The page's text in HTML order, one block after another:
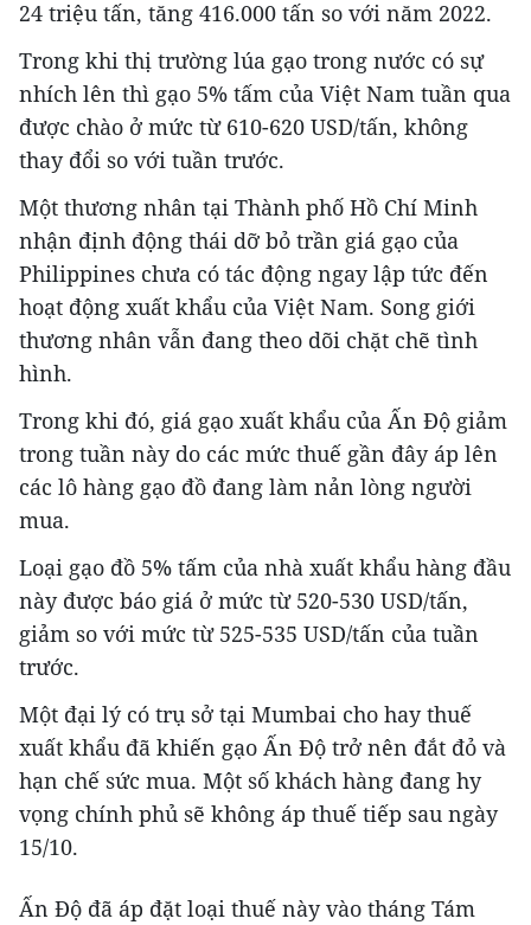
24 triệu tấn, tăng 416.000 tấn so với năm 2022.
Trong khi thị trường lúa gạo trong nước có sự
nhích lên thì gạo 5% tấm của Việt Nam tuần qua
được chào ở mức từ 610-620 USD/tấn, không
thay đổi so với tuần trước.
Một thương nhân tại Thành phố Hồ Chí Minh
nhận định động thái dỡ bỏ trần giá gạo của
Philippines chưa có tác động ngay lập tức đến
hoạt động xuất khẩu của Việt Nam. Song giới
thương nhân vẫn đang theo dõi chặt chẽ tình
hình.
Trong khi đó, giá gạo xuất khẩu của Ấn Độ giảm
trong tuần này do các mức thuế gần đây áp lên
các lô hàng gạo đồ đang làm nản lòng người
mua.
Loại gạo đồ 5% tấm của nhà xuất khẩu hàng đầu
này được báo giá ở mức từ 520-530 USD/tấn,
giảm so với mức từ 525-535 USD/tấn của tuần
trước.
Một đại lý có trụ sở tại Mumbai cho hay thuế
xuất khẩu đã khiến gạo Ấn Độ trở nên đắt đỏ và
hạn chế sức mua. Một số khách hàng đang hy
vọng chính phủ sẽ không áp thuế tiếp sau ngày
15/10.
Ấn Độ đã áp đặt loại thuế này vào tháng Tám